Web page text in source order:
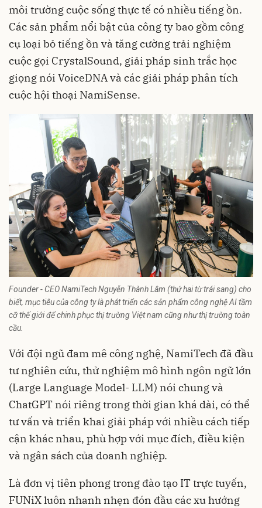
môi trường cuộc sống thực tế có nhiều tiếng ồn.
Các sản phẩm nổi bật của công ty bao gồm công
cụ loại bỏ tiếng ồn và tăng cường trải nghiệm
cuộc gọi CrystalSound, giải pháp sinh trắc học
giọng nói VoiceDNA và các giải pháp phân tích
cuộc hội thoại NamiSense.
Founder - CEO NamiTech Nguyễn Thành Lâm (thứ hai từ trái sang) cho
biết, mục tiêu của công ty là phát triển các sản phẩm công nghệ AI tầm
cỡ thế giới để chinh phục thị trường Việt nam cũng như thị trường toàn
cầu.
Với đội ngũ đam mê công nghệ, NamiTech đã đầu
tư nghiên cứu, thử nghiệm mô hình ngôn ngữ lớn
(Large Language Model- LLM) nói chung và
ChatGPT nói riêng trong thời gian khá dài, có thể
tư vấn và triển khai giải pháp với nhiều cách tiếp
cận khác nhau, phù hợp với mục đích, điều kiện
và ngân sách của doanh nghiệp.
Là đơn vị tiên phong trong đào tạo IT trực tuyến,
FUNiX luôn nhanh nhẹn đón đầu các xu hướng